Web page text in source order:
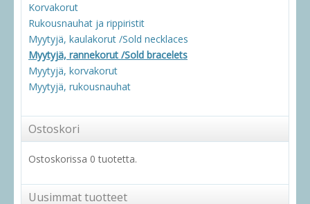
Korvakorut
Rukousnauhat ja rippiristit
Myytyjä, kaulakorut /Sold necklaces
Myytyjä, rannekorut /Sold bracelets
Myytyjä, korvakorut
Myytyjä, rukousnauhat
Ostoskori
Ostoskorissa 0 tuotetta.
Uusimmat tuotteet